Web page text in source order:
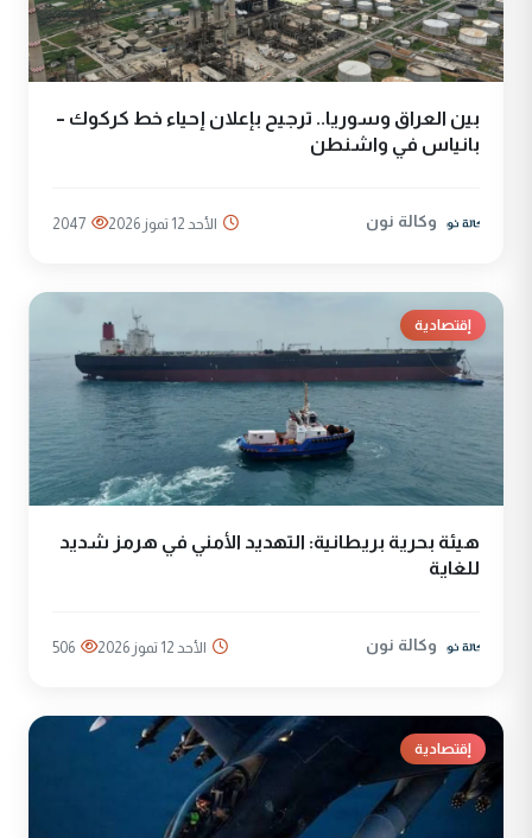
بين العراق وسوريا.. ترجيح بإعلان إحياء خط كركوك –
بانياس في واشنطن
وكالة نون الأحد 12 تموز 2026 2047
إقتصادية
هيئة بحرية بريطانية: التهديد الأمني في هرمز شديد
للغاية
وكالة نون الأحد 12 تموز 2026 506
إقتصادية